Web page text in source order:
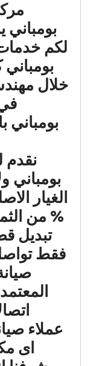
بومباني
لكم
خلال
بومباني
نقدم
بومباني
% من
تبديل
فقط
عملاء
اى